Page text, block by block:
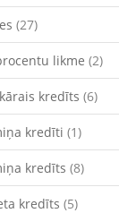
(27)
likme (2)
kredīts (6)
kredīti (1)
kredīts (8)
kredīts (5)